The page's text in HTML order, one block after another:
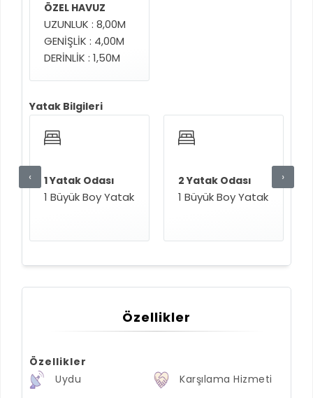
ÖZEL HAVUZ
UZUNLUK : 8,00M
GENİŞLİK : 4,00M
DERİNLİK : 1,50M
Yatak Bilgileri
1 Yatak Odası
1 Büyük Boy Yatak
2 Yatak Odası
1 Büyük Boy Yatak
‹ ›
Özellikler
Özellikler
Uydu
Karşılama Hizmeti